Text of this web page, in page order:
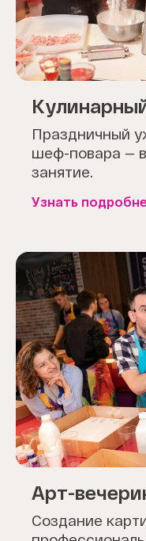
Праздничный
шеф-повара —
занятие.
Узнать
Арт-
Создание